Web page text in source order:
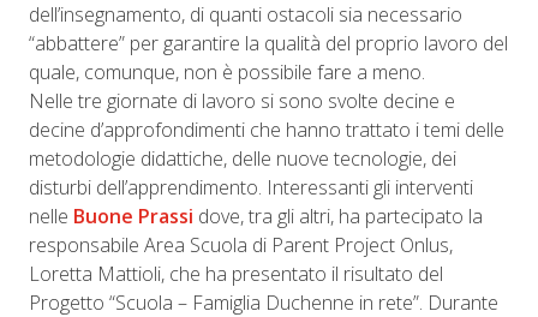
dell’insegnamento, di quanti ostacoli sia necessario
“abbattere” per garantire la qualità del proprio lavoro del
quale, comunque, non è possibile fare a meno.
Nelle tre giornate di lavoro si sono svolte decine e
decine d’approfondimenti che hanno trattato i temi delle
metodologie didattiche, delle nuove tecnologie, dei
disturbi dell’apprendimento. Interessanti gli interventi
nelle Buone Prassi dove, tra gli altri, ha partecipato la
responsabile Area Scuola di Parent Project Onlus,
Loretta Mattioli, che ha presentato il risultato del
Progetto “Scuola – Famiglia Duchenne in rete”. Durante